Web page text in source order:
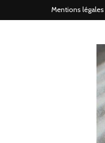
Mentions légales